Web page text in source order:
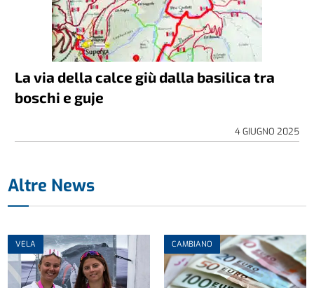
La via della calce giù dalla basilica tra
boschi e guje
4 GIUGNO 2025
Altre News
VELA CAMBIANO